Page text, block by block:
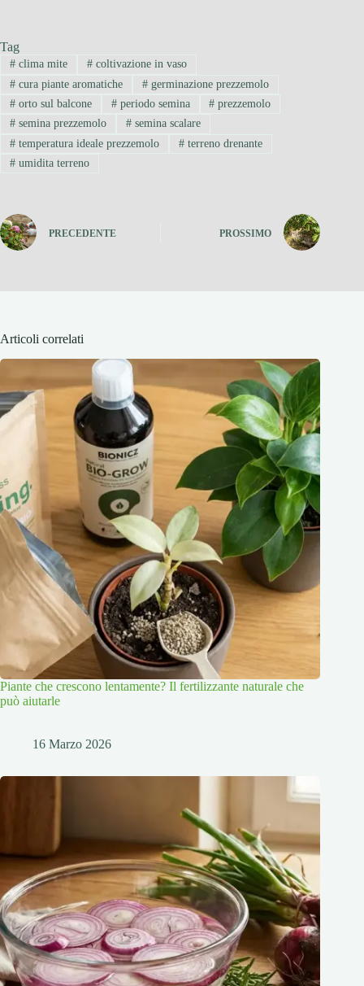
Tag
#clima mite #coltivazione in vaso
#cura piante aromatiche #germinazione prezzemolo
#orto sul balcone #periodo semina # prezzemolo
#semina prezzemolo #semina scalare
#temperatura ideale prezzemolo #terreno drenante
#umidita terreno
PRECEDENTE PROSSIMO
Articoli correlati
Piante che crescono lentamente? Il fertilizzante naturale che
può aiutarle
16 Marzo 2026